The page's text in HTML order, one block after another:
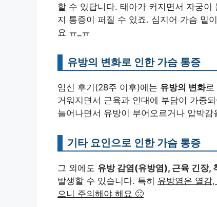
할 수 있답니다. 태아가 커지면서 자궁
지 통증이 퍼질 수 있죠. 심지어 가슴 밑
요 ㅠ_ㅠ
유방의 변화로 인한 가슴 통증
임신 후기(28주 이후)에는 유방의 변화로
거워지면서 근육과 인대에 부담이 가중
늘어나면서 유방이 부어오르거나 압박
기타 요인으로 인한 가슴 통증
그 외에도 유방 감염(유방염), 근육 긴장,
발생할 수 있습니다. 특히 유방염은 열감
으니 주의해야 해요 🙁